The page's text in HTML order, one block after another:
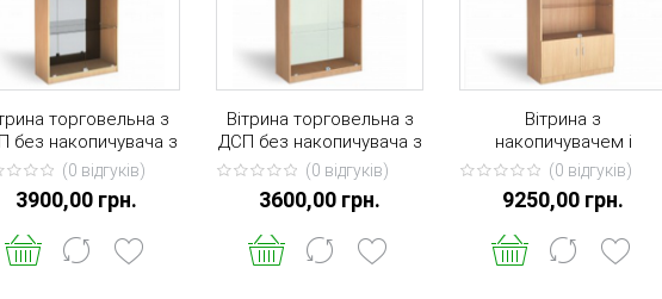
торговельна з
без накопичувача з
(задня
- дзеркало) 2000 *
900 * 400
(0 вiдгукiв)
3900,00 грн.
Вітрина торговельна з
ДСП без накопичувача з
підсвічуванням (задня
стінка - скло) 2000 * 900
* 400
(0 вiдгукiв)
3600,00 грн.
Вітрина з
накопичувачем і
підсвічуванням (задня
стінка - ДВП) 2000 * 900
* 350
(0 вiдгукiв)
9250,00 грн.